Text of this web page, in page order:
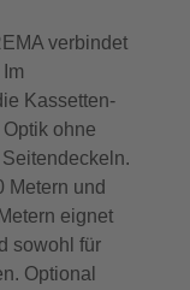
verbindet
Kassetten-
ohne
Metern und
eignet
sowohl für
Optional